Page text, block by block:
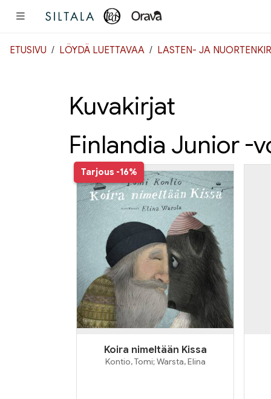
ETUSIVU LÖYDÄ LUETTAVAA LASTEN- JA
Kuvakirjat
Finlandia Junior -
Tarjous -16%
Koira nimeltään Kissa
Kontio, Tomi; Warsta, Elina